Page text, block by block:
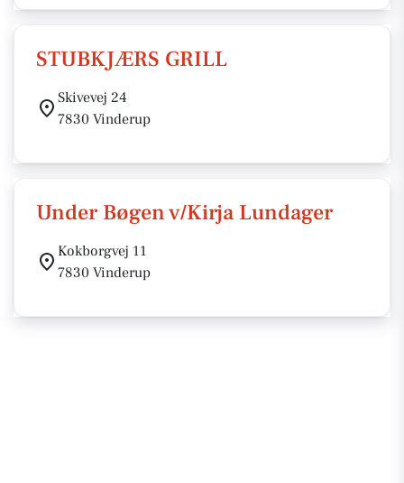
STUBKJÆRS GRILL
Skivevej 24
7830 Vinderup
Under Bøgen v/Kirja Lundager
Kokborgvej 11
7830 Vinderup